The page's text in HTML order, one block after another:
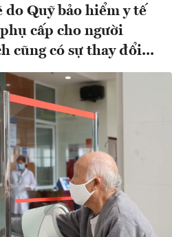
do Quỹ bảo hiểm y tế
cấp cho người
cũng có sự thay đổi...